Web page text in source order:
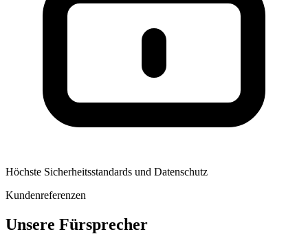
Höchste Sicherheitsstandards und Datenschutz
Kundenreferenzen
Unsere Fürsprecher